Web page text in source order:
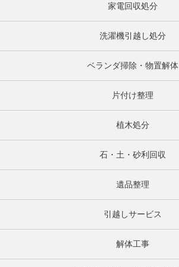
家電回収処分
洗濯機引越し処分
ベランダ掃除・物置解体
片付け整理
植木処分
石・土・砂利回収
遺品整理
引越しサービス
解体工事